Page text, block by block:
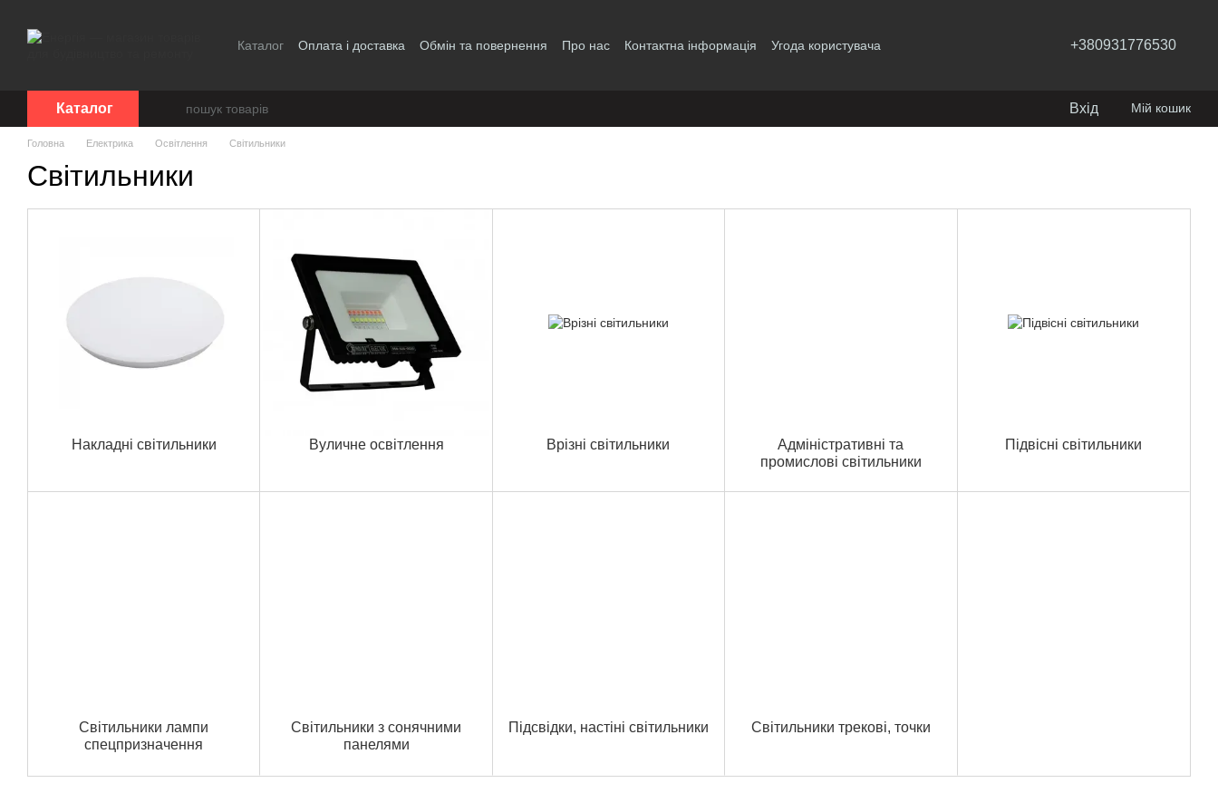
Каталог Оплата і доставка Обмін та повернення Про нас Контактна інформація Угода користувача +380931776530
Каталог Вхід Мій кошик
Головна Електрика Освітлення Світильники
Світильники
Накладні світильники Вуличне освітлення Врізні світильники
Адміністративні та
промислові світильники
Підвісні світильники
Світильники лампи
спецпризначення
Світильники з сонячними
панелями
Підсвідки, настіні світильники Світильники трекові, точки